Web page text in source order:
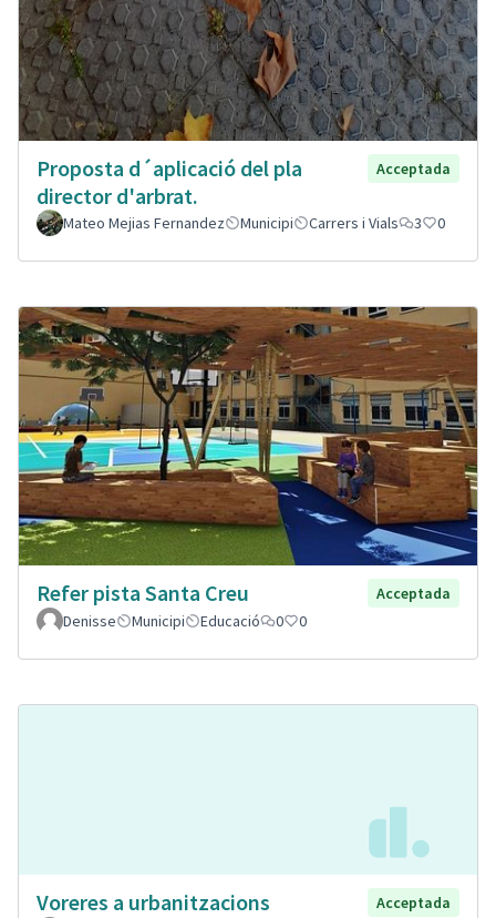
Proposta d´aplicació del pla
director d'arbrat.
Acceptada
Mateo Mejias Fernandez Municipi Carrers i Vials 3 0
Refer pista Santa Creu
Acceptada
Denisse
Municipi Educació 0 0
Voreres a urbanitzacions
Acceptada